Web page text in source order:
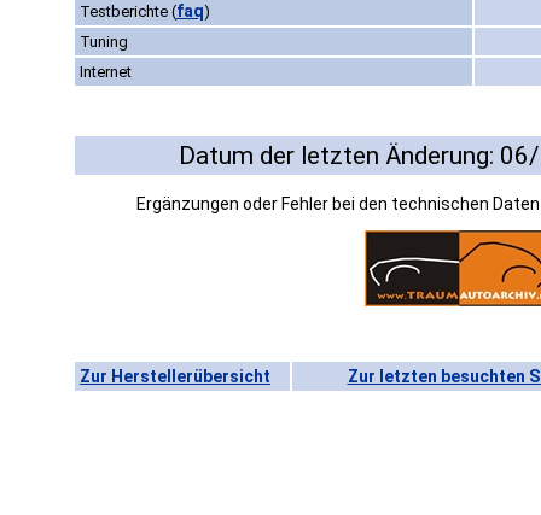
Testberichte (faq)
Tuning
Internet
Datum der letzten Änderung:
Ergänzungen oder Fehler bei den technischen
Zur Herstellerübersicht Zur letzten besuchten